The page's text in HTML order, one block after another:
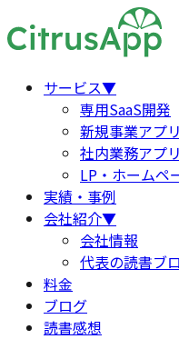
サービス▼
専用SaaS開発
新規事業アプ
社内業務アプ
LP・ホームペ
実績・事例
会社紹介▼
会社情報
代表の読書ブ
料金
ブログ
読書感想